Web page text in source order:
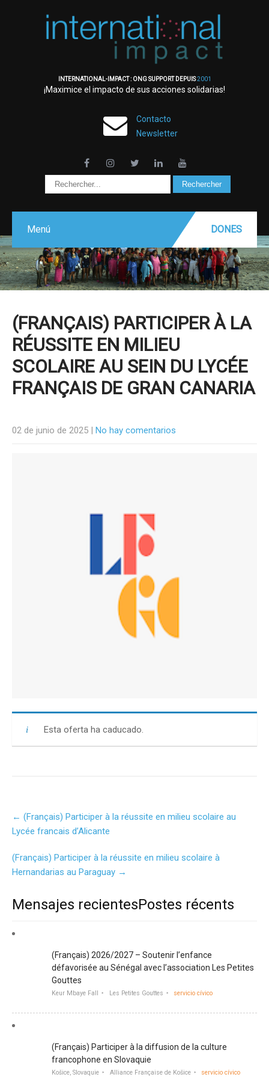
INTERNATIONAL-IMPACT : ONG SUPPORT DEPUIS2001
¡Maximice el impacto de sus acciones solidarias!
Contacto
Newsletter
Menú DONES
(FRANÇAIS) PARTICIPER À LA
RÉUSSITE EN MILIEU
SCOLAIRE AU SEIN DU LYCÉE
FRANÇAIS DE GRAN CANARIA
02 de junio de 2025 | No hay comentarios
Esta oferta ha caducado.
Post
navigation
← (Français) Participer à la réussite en milieu scolaire au
Lycée francais d’Alicante
(Français) Participer à la réussite en milieu scolaire à
Hernandarias au Paraguay →
Mensajes recientesPostes récents
(Français) 2026/2027 – Soutenir l’enfance
défavorisée au Sénégal avec l’association Les Petites
Gouttes
Keur Mbaye Fall Les Petites Gouttes servicio cívico
(Français) Participer à la diffusion de la culture
francophone en Slovaquie
Košice, Slovaquie Alliance Française de Košice servicio cívico